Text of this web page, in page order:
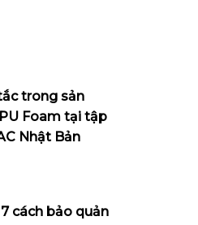
trong sản
Foam tại tập
Nhật Bản
cách bảo quản